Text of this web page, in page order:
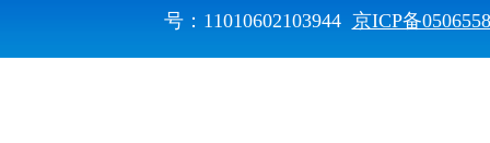
号：11010602103944 京ICP备